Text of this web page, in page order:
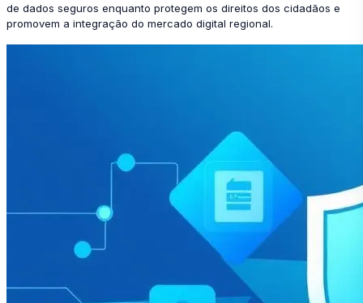
de dados seguros enquanto protegem os direitos dos cidadãos e
promovem a integração do mercado digital regional.